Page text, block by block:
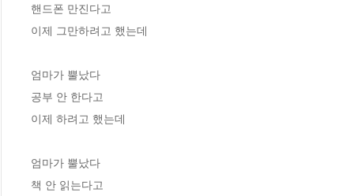
핸드폰 만진다고
이제 그만하려고 했는데
엄마가 뿔났다
공부 안 한다고
이제 하려고 했는데
엄마가 뿔났다
책 안 읽는다고